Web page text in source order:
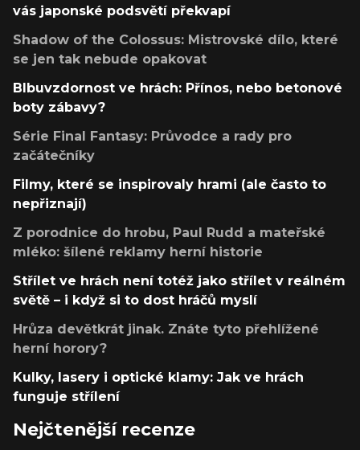
vás japonské podsvětí překvapí
Shadow of the Colossus: Mistrovské dílo, které
se jen tak nebude opakovat
Blbuvzdornost ve hrách: Přínos, nebo betonové
boty zábavy?
Série Final Fantasy: Průvodce a rady pro
začátečníky
Filmy, které se inspirovaly hrami (ale často to
nepřiznají)
Z porodnice do hrobu, Paul Rudd a mateřské
mléko: šílené reklamy herní historie
Střílet ve hrách není totéž jako střílet v reálném
světě – i když si to dost hráčů myslí
Hrůza devětkrát jinak. Znáte tyto přehlížené
herní horory?
Kulky, lasery i optické klamy: Jak ve hrách
funguje střílení
Nejčtenější recenze